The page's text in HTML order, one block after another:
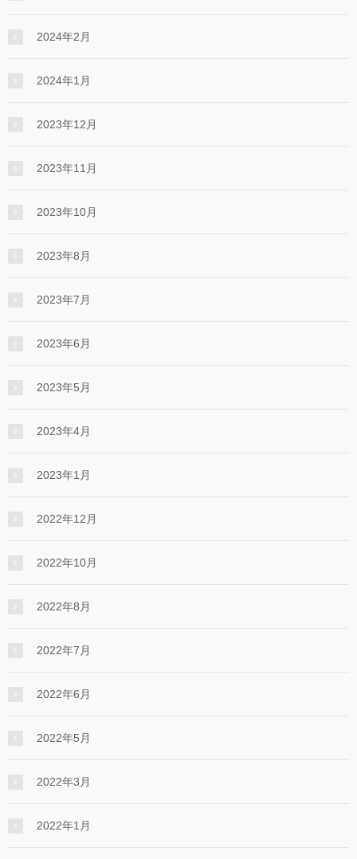
2024年2月
2024年1月
2023年12月
2023年11月
2023年10月
2023年8月
2023年7月
2023年6月
2023年5月
2023年4月
2023年1月
2022年12月
2022年10月
2022年8月
2022年7月
2022年6月
2022年5月
2022年3月
2022年1月